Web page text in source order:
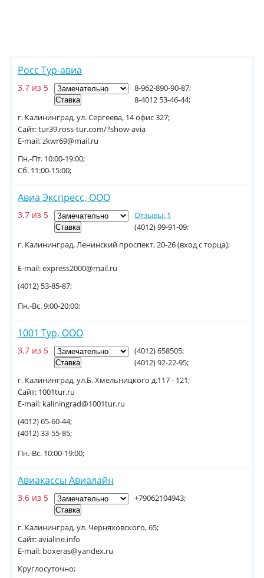
Росс Тур-авиа
3.7 из 5
г. Калининград, ул. Сергеева, 14 офис 327;
Сайт: tur39.ross-tur.com/?show-avia
E-mail: zkwr69@mail.ru
8-962-890-90-87;
8-4012 53-46-44;
Пн.-Пт. 10:00-19:00;
Сб. 11:00-15:00;
Авиа Экспресс, ООО
3.7 из 5 Отзывы: 1
г. Калининград, Ленинский проспект, 20-26 (вход с торца);
E-mail: express2000@mail.ru
(4012) 99-91-09;
(4012) 53-85-87;
Пн.-Вс. 9:00-20:00;
1001 Тур, ООО
3.7 из 5
г. Калининград, ул.Б. Хмельницкого д.117 - 121;
Сайт: 1001tur.ru
E-mail: kaliningrad@1001tur.ru
(4012) 658505;
(4012) 92-22-95;
(4012) 65-60-44;
(4012) 33-55-85;
Пн.-Вс. 10:00-19:00;
Авиакассы Авиалайн
3.6 из 5
г. Калининград, ул. Черняховского, 65;
Сайт: avialine.info
E-mail: boxeras@yandex.ru
+79062104943;
Круглосуточно;